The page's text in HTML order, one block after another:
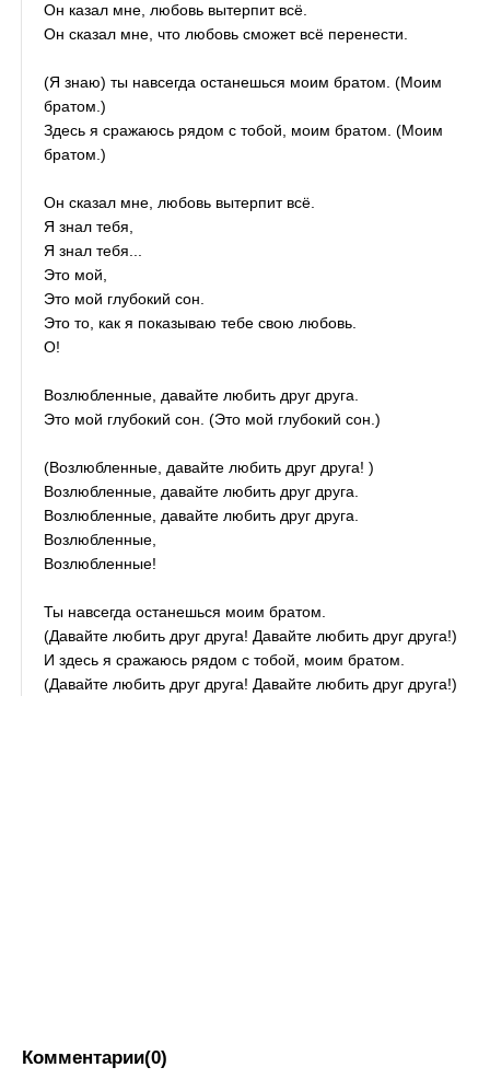
Он казал мне, любовь вытерпит всё.
Он сказал мне, что любовь сможет всё перенести.
(Я знаю) ты навсегда останешься моим братом. (Моим
братом.)
Здесь я сражаюсь рядом с тобой, моим братом. (Моим
братом.)
Он сказал мне, любовь вытерпит всё.
Я знал тебя,
Я знал тебя...
Это мой,
Это мой глубокий сон.
Это то, как я показываю тебе свою любовь.
О!
Возлюбленные, давайте любить друг друга.
Это мой глубокий сон. (Это мой глубокий сон.)
(Возлюбленные, давайте любить друг друга! )
Возлюбленные, давайте любить друг друга.
Возлюбленные, давайте любить друг друга.
Возлюбленные,
Возлюбленные!
Ты навсегда останешься моим братом.
(Давайте любить друг друга! Давайте любить друг друга!)
И здесь я сражаюсь рядом с тобой, моим братом.
(Давайте любить друг друга! Давайте любить друг друга!)
Комментарии(0)